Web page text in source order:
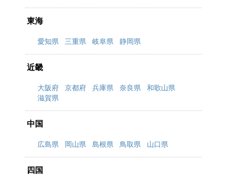
東海
愛知県 三重県 岐阜県 静岡県
近畿
大阪府 京都府 兵庫県 奈良県
和歌山県
滋賀県
中国
広島県 岡山県 島根県 鳥取県 山口県
四国